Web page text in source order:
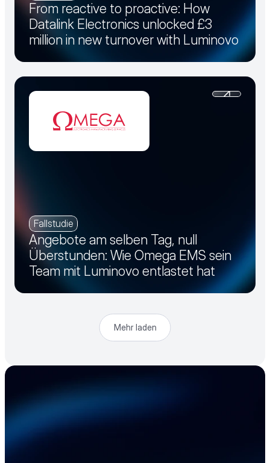
From reactive to proactive: How
Datalink Electronics unlocked £3
million in new turnover with Luminovo
Fallstudie
Angebote am selben Tag, null
Überstunden: Wie Omega EMS sein
Team mit Luminovo entlastet hat
Mehr laden
Beschleunigen Sie